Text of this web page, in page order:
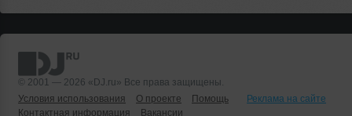
© 2001 — 2026 «DJ.ru» Все права защищены.
Условия использования
О проекте Помощь
Реклама на сайте
Контактная информация
Вакансии